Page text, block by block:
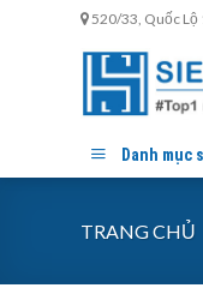
520/33, Quốc Lộ
Danh mục
TRANG CHỦ